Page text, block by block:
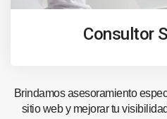
Consultor
Brindamos asesoramiento
sitio web y mejorar tu